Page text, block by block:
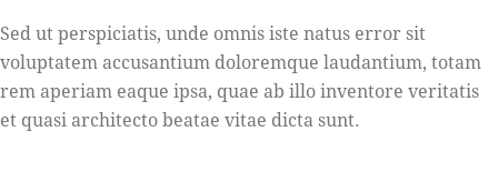
Sed ut perspiciatis, unde omnis iste natus error sit
voluptatem accusantium doloremque laudantium, totam
rem aperiam eaque ipsa, quae ab illo inventore veritatis
et quasi architecto beatae vitae dicta sunt.